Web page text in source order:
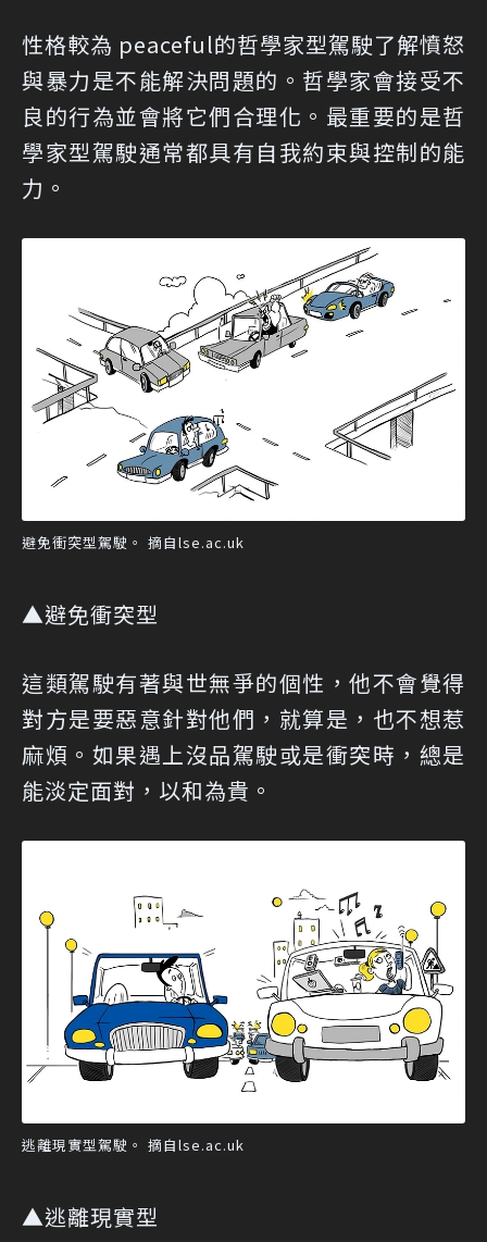
性格較為 peaceful的哲學家型駕駛了解憤怒
與暴力是不能解決問題的。哲學家會接受不
良的行為並會將它們合理化。最重要的是哲
學家型駕駛通常都具有自我約束與控制的能
力。
避免衝突型駕駛。 摘自lse.ac.uk
▲避免衝突型
這類駕駛有著與世無爭的個性，他不會覺得
對方是要惡意針對他們，就算是，也不想惹
麻煩。如果遇上沒品駕駛或是衝突時，總是
能淡定面對，以和為貴。
逃離現實型駕駛。 摘自lse.ac.uk
▲逃離現實型